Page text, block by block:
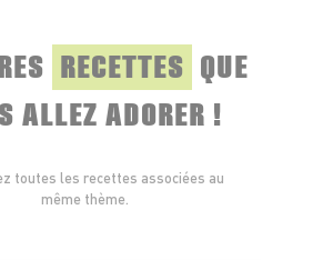
RECETTES QUE
ALLEZ ADORER !
toutes les recettes associées au
même thème.